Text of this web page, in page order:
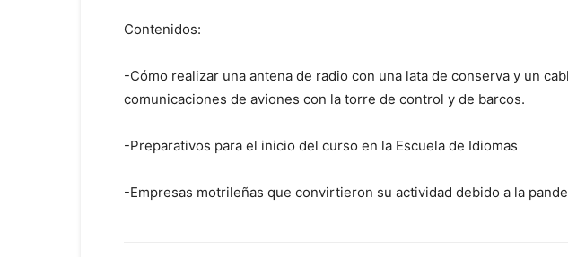
Contenidos:
-Cómo realizar una antena de radio con una lata de conserva y un
comunicaciones de aviones con la torre de control y de barcos.
-Preparativos para el inicio del curso en la Escuela de Idiomas
-Empresas motrileñas que convirtieron su actividad debido a la